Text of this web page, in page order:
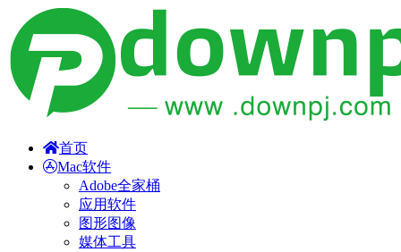
首页
Mac软件
Adobe全家桶
应用软件
图形图像
媒体工具